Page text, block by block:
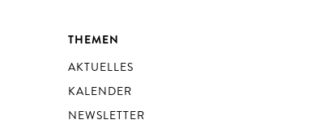
THEMEN
AKTUELLES
KALENDER
NEWSLETTER